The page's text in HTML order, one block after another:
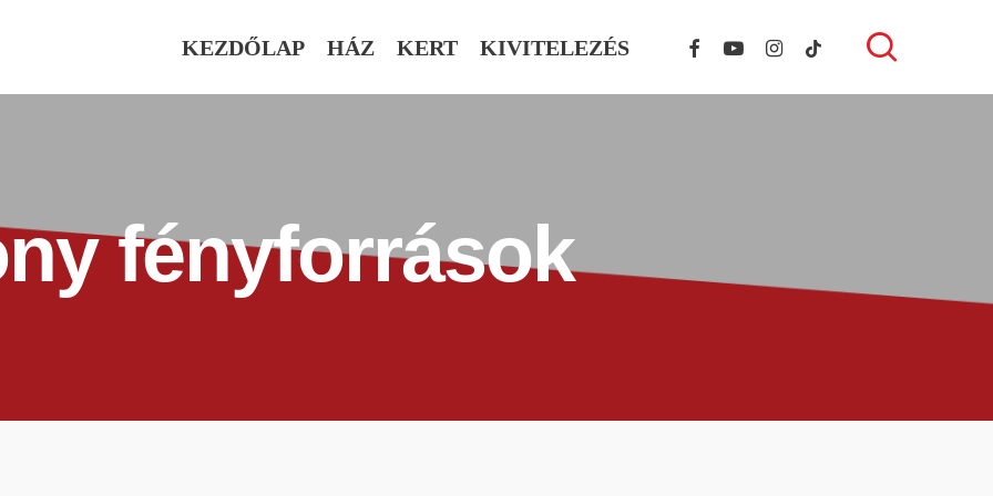
KEZDŐLAP HÁZ KERT KIVITELEZÉS FACEBOOK
YOUTUBE
INSTAGRAM
TIKTOK search
fényforrások